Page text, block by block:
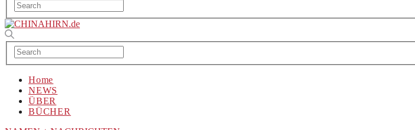
Home
NEWS
ÜBER
BÜCHER